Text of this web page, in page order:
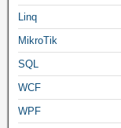
Linq
MikroTik
SQL
WCF
WPF